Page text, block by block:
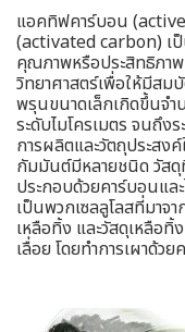
แอคทิฟคาร์บอน
(activated carbon) เ
คุณภาพหรือประสิทธิภาพ
วิทยาศาสตร์เพื่อให้มีสม
พรุนขนาดเล็กเกิดขึ้นจํ
ระดับไมโครเมตร จนถึ
การผลิตและวัตถุประสง
กัมมันต์มีหลายชนิด วัส
ประกอบด้วยคาร์บอนแล
เป็นพวกเซลลูโลสที่มาจ
เหลือทิ้ง และวัสดุเหลือทิ้
เลื่อย โดยทำการเผาด้ว